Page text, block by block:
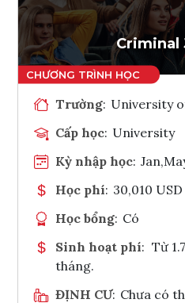
Criminal
Trường: University
Cấp học: University
Kỳ nhập học:
Học phí: 30,010 USD
Học bổng: Có
Sinh hoạt phí: Từ
tháng.
ĐỊNH CƯ: Chưa có